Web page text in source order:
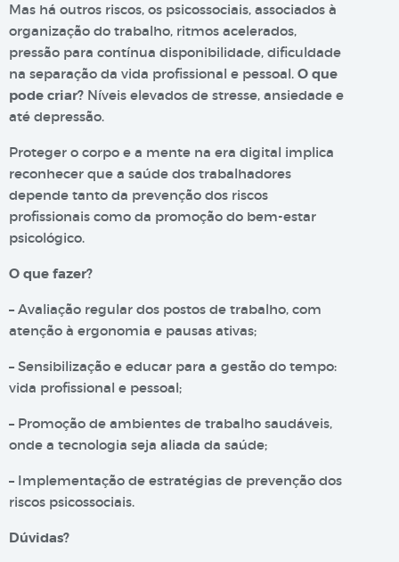
Mas há outros riscos, os psicossociais, associados à
organização do trabalho, ritmos acelerados,
pressão para contínua disponibilidade, dificuldade
na separação da vida profissional e pessoal. O que
pode criar? Níveis elevados de stresse, ansiedade e
até depressão.
Proteger o corpo e a mente na era digital implica
reconhecer que a saúde dos trabalhadores
depende tanto da prevenção dos riscos
profissionais como da promoção do bem-estar
psicológico.
O que fazer?
– Avaliação regular dos postos de trabalho, com
atenção à ergonomia e pausas ativas;
– Sensibilização e educar para a gestão do tempo:
vida profissional e pessoal;
– Promoção de ambientes de trabalho saudáveis,
onde a tecnologia seja aliada da saúde;
– Implementação de estratégias de prevenção dos
riscos psicossociais.
Dúvidas?